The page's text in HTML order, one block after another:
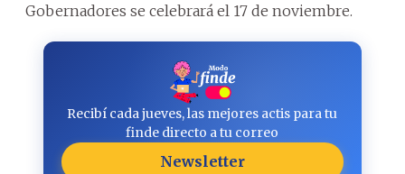
Gobernadores se celebrará el 17 de noviembre.
Recibí cada jueves, las mejores actis para tu
finde directo a tu correo
Newsletter